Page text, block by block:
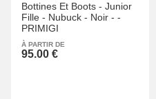
Bottines Et Boots - Junior
Fille - Nubuck - Noir - -
PRIMIGI
À PARTIR DE
95.00 €